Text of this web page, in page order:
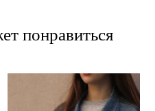
понравиться